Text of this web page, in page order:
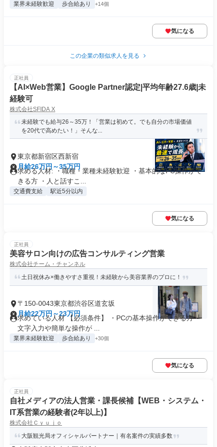
業界未経験歓迎 歩合給あり +14個
気になる
この企業の類似求人を見る
正社員
【AI×Web営業】Google Partner認定|平均年齢27.6歳|未
経験可
株式会社SFIDA X
未経験でも給与26～35万！「営業は初めて。でも自分の市場価値
を20代で高めたい！」そんな...
東京都新宿区西新宿
月給26万円～35万円
求める人材: ・職種・業種未経験歓迎 ・基本的なPC操作がで
きる方 ・人と話すこ...
交通費支給 駅近5分以内
気になる
正社員
美容サロン向けの広告コンサルティング営業
株式会社チーム・チャンネル
土日祝休み×働きやすさ重視！未経験から美容業界のプロに！
〒150-0043東京都渋谷区道玄坂
月給22万円～23万円
求めている人材 【必須条件】 ・PCの基本操作ができる方 ┗
文字入力や簡単な操作が ...
業界未経験歓迎 歩合給あり +30個
気になる
正社員
自社メディアの法人営業・課長候補【WEB・システム・
IT系営業の経験者(2年以上)】
株式会社Ｃｙｕｊｏ
大阪観光局オフィシャルパートナー｜有名案件の実績多数